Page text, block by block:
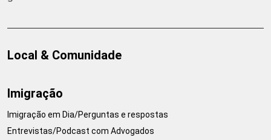
Local & Comunidade
Imigração
Imigração em Dia/Perguntas e respostas
Entrevistas/Podcast com Advogados